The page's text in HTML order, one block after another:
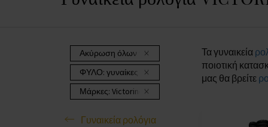
Ακύρωση όλων των φίλτρων
ΦΥΛΟ: γυναίκες
Μάρκες: Victorinox
Γυναικεία ρολόγια
Τα γυναικεία
ποιοτική
μας θα βρείτε